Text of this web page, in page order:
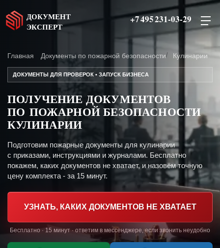
ДОКУМЕНТ
ЭКСПЕРТ
+7 495 231-03-29
Главная Документы по пожарной безопасности Кулинарии
ДОКУМЕНТЫ ДЛЯ ПРОВЕРОК • ЗАПУСК БИЗНЕСА
ПОЛУЧЕНИЕ ДОКУМЕНТОВ
ПО ПОЖАРНОЙ БЕЗОПАСНОСТИ
КУЛИНАРИИ
Подготовим пожарные документы для кулинарии
с приказами, инструкциями и журналами. Бесплатно
покажем, каких документов не хватает, и назовём точную
цену комплекта - за 15 минут.
УЗНАТЬ, КАКИХ ДОКУМЕНТОВ НЕ ХВАТАЕТ
Бесплатно · 15 минут · ответим в мессенджере, если звонить неудобно